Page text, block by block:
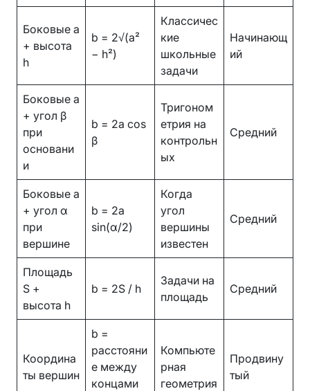
Боковые a
+ высота
h
b = 2√(a²
− h²)
Классичес
кие
школьные
задачи
Начинающ
ий
Боковые a
+ угол β
при
основани
и
b = 2a cos
β
Тригоном
етрия на
контрольн
ых
Средний
Боковые a
+ угол α
при
вершине
b = 2a
sin(α/2)
Когда
угол
вершины
известен
Средний
Площадь
S +
высота h
b = 2S / h
Задачи на
площадь
Средний
Координа
ты вершин
b =
расстояни
е между
концами
Компьюте
рная
геометрия
Продвину
тый